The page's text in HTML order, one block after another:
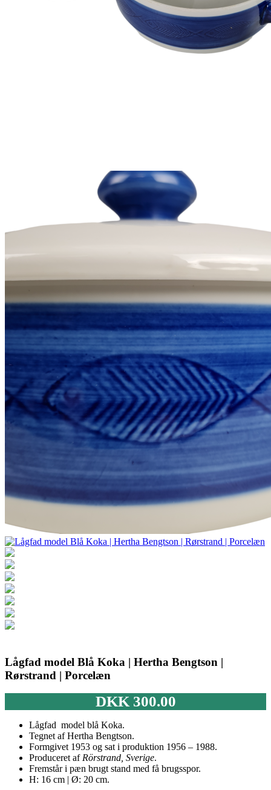
Lågfad model Blå Koka | Hertha Bengtson |
Rørstrand | Porcelæn
DKK300.00
Lågfad model blå Koka.
Tegnet af Hertha Bengtson.
Formgivet 1953 og sat i produktion 1956 – 1988.
Produceret afRörstrand, Sverige.
Fremstår i pæn brugt stand med få brugsspor.
H: 16 cm | Ø: 20 cm.